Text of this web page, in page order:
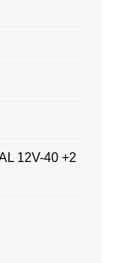
12V-40 +2